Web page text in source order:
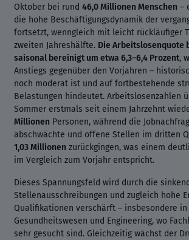
Oktober bei rund 46,0 Millionen Menschen –
die hohe Beschäftigungsdynamik der
fortsetzt, wenngleich mit leicht rückläufiger
zweiten Jahreshälfte. Die Arbeitslosenquote
saisonal bereinigt um etwa 6,3–6,4 Prozent,
Anstiegs gegenüber den Vorjahren –
noch moderat ist und auf fortbestehende
Belastungen hindeutet. Arbeitslosenzahlen
Sommer erstmals seit einem Jahrzehnt
Millionen Personen, während die
abschwächte und offene Stellen im dritten
1,03 Millionen zurückgingen, was einem
im Vergleich zum Vorjahr entspricht.
Dieses Spannungsfeld wird durch die
Stellenausschreibungen und zugleich hohe
Qualifikationen verschärft – insbesondere in
Gesundheitswesen und Engineering, wo
sehr gesucht sind. Gleichzeitig wächst der